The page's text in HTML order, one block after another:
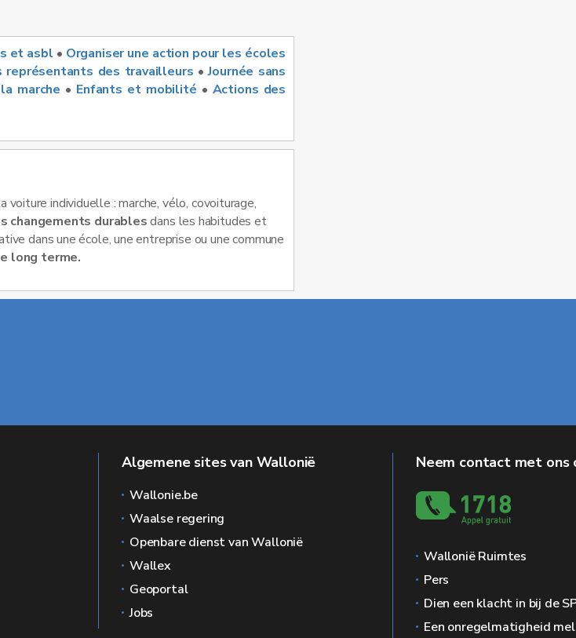
et asbl • Organiser une action pour les écoles
représentants des travailleurs •Journée sans
marche • Enfants et mobilité • Actions des
individuelle : marche, vélo, covoiturage,
changements durablesdans les habitudes et
dans une école, une entreprise ou une commune
long terme.
Algemene sites van Wallonië
Wallonie.be
Waalse regering
Openbare dienst van Wallonië
Wallex
Geoportal
Jobs
Neem contact met ons
Wallonië Ruimtes
Pers
Dien een klacht in bij de
Een onregelmatigheid